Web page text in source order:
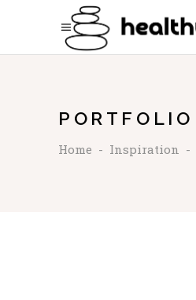
PORTFOLIO
Home - Inspiration -